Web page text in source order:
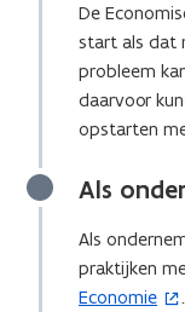
)
p
e
n
t
i
n
e
u
w
De
start als dat
probleem
daarvoor
opstarten
Als
Als
praktijken
Economie
.